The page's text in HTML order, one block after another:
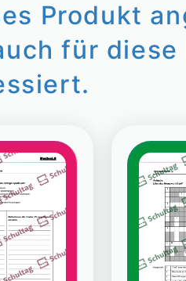
Produkt
für diese